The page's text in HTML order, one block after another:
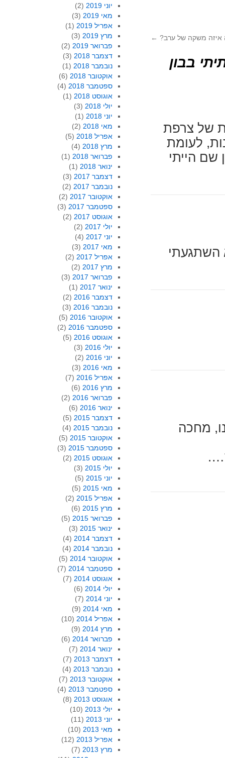
משקה של ערב? ←
בבון
של צרפת
לעומת
שם הייתי
השתגעתי
מחכה
יוני 2019
(2)
מאי 2019
(3)
אפריל 2019
(1)
מרץ 2019
(3)
פברואר 2019
(2)
דצמבר 2018
(3)
נובמבר 2018
(1)
אוקטובר 2018
(6)
ספטמבר 2018
(4)
אוגוסט 2018
(1)
יולי 2018
(3)
יוני 2018
(1)
מאי 2018
(2)
אפריל 2018
(5)
מרץ 2018
(4)
פברואר 2018
(1)
ינואר 2018
(1)
דצמבר 2017
(3)
נובמבר 2017
(2)
אוקטובר 2017
(2)
ספטמבר 2017
(3)
אוגוסט 2017
(2)
יולי 2017
(2)
יוני 2017
(4)
מאי 2017
(3)
אפריל 2017
(2)
מרץ 2017
(2)
פברואר 2017
(3)
ינואר 2017
(1)
דצמבר 2016
(2)
נובמבר 2016
(3)
אוקטובר 2016
(5)
ספטמבר 2016
(2)
אוגוסט 2016
(5)
יולי 2016
(3)
יוני 2016
(2)
מאי 2016
(3)
אפריל 2016
(7)
מרץ 2016
(6)
פברואר 2016
(2)
ינואר 2016
(6)
דצמבר 2015
(5)
נובמבר 2015
(4)
אוקטובר 2015
(5)
ספטמבר 2015
(3)
אוגוסט 2015
(2)
יולי 2015
(3)
יוני 2015
(5)
מאי 2015
(5)
אפריל 2015
(2)
מרץ 2015
(6)
פברואר 2015
(5)
ינואר 2015
(3)
דצמבר 2014
(4)
נובמבר 2014
(4)
אוקטובר 2014
(5)
ספטמבר 2014
(7)
אוגוסט 2014
(7)
יולי 2014
(6)
יוני 2014
(7)
מאי 2014
(9)
אפריל 2014
(10)
מרץ 2014
(9)
פברואר 2014
(6)
ינואר 2014
(7)
דצמבר 2013
(7)
נובמבר 2013
(4)
אוקטובר 2013
(7)
ספטמבר 2013
(4)
אוגוסט 2013
(8)
יולי 2013
(10)
יוני 2013
(11)
מאי 2013
(10)
אפריל 2013
(12)
מרץ 2013
(7)